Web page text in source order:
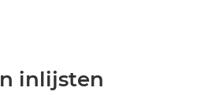
inlijsten